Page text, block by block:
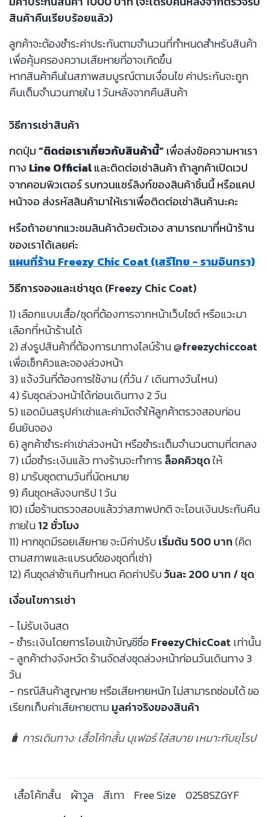
สินค้าคืนเรียบร้อยแล้ว)
ลูกค้าจะต้องชำระค่าประกันตามจำนวนที่กำหนดสำหรับสินค้า
เพื่อคุ้มครองความเสียหายที่อาจเกิดขึ้น
หากสินค้าคืนในสภาพสมบูรณ์ตามเงื่อนไข ค่าประกันจะถูก
คืนเต็มจำนวนภายใน 1 วันหลังจากคืนสินค้า
วิธีการเช่าสินค้า
กดปุ่ม“ติดต่อเราเกี่ยวกับสินค้านี้”เพื่อส่งข้อความหาเรา
ทาง Line Officialและติดต่อเช่าสินค้า ถ้าลูกค้าเปิดเวป
จากคอมพิวเตอร์ รบกวนแชร์ลิงก์ของสินค้าชิ้นนี้ หรือแคป
หน้าจอ ส่งรหัสสินค้ามาให้เราเพื่อติดต่อเช่าสินค้านะคะ
หรือถ้าอยากแวะชมสินค้าด้วยตัวเอง สามารถมาที่หน้าร้าน
ของเราได้เลยค่ะ
แผนที่ร้าน Freezy Chic Coat (เสรีไทย - รามอินทรา)
วิธีการจองและเช่าชุด (Freezy Chic Coat)
1) เลือกแบบเสื้อ/ชุดที่ต้องการจากหน้าเว็บไซต์ หรือแวะมา
เลือกที่หน้าร้านได้
2) ส่งรูปสินค้าที่ต้องการมาทางไลน์ร้าน@freezychiccoat
เพื่อเช็กคิวและจองล่วงหน้า
3) แจ้งวันที่ต้องการใช้งาน (กี่วัน / เดินทางวันไหน)
4) รับชุดล่วงหน้าได้ก่อนเดินทาง 2 วัน
5) แอดมินสรุปค่าเช่าและค่ามัดจำให้ลูกค้าตรวจสอบก่อน
ยืนยันจอง
6) ลูกค้าชำระค่าเช่าล่วงหน้า หรือชำระเต็มจำนวนตามที่ตกลง
7) เมื่อชำระเงินแล้ว ทางร้านจะทำการล็อคคิวชุดให้
8) มารับชุดตามวันที่นัดหมาย
9) คืนชุดหลังจบทริป 1 วัน
10) เมื่อร้านตรวจสอบแล้วว่าสภาพปกติ จะโอนเงินประกันคืน
ภายใน12 ชั่วโมง
11) หากชุดมีรอยเสียหาย จะมีค่าปรับเริ่มต้น 500 บาท(คิด
ตามสภาพและแบรนด์ของชุดที่เช่า)
12) คืนชุดล่าช้าเกินกำหนด คิดค่าปรับวันละ 200 บาท / ชุด
เงื่อนไขการเช่า
- ไม่รับเงินสด
- ชำระเงินโดยการโอนเข้าบัญชีชื่อFreezyChicCoat เท่านั้น
- ลูกค้าต่างจังหวัด ร้านจัดส่งชุดล่วงหน้าก่อนวันเดินทาง 3
วัน
- กรณีสินค้าสูญหาย หรือเสียหายหนัก ไม่สามารถซ่อมได้ ขอ
เรียกเก็บค่าเสียหายตามมูลค่าจริงของสินค้า
🧳 การเดินทาง: เสื้อโค้ทสั้น บุเฟอร์ ใส่สบาย เหมาะกับยุโรป
เสื้อโค้ทสั้น ผ้าวูล สีเทา Free Size 0258SZGYF